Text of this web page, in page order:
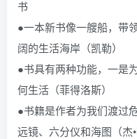
书
●一本新书像一艘船，带
阔的生活海岸（凯勒）
●书具有两种功能，一是
何生活（菲得洛斯）
●书籍是作者为我们渡过
远镜、六分仪和海图（杰•